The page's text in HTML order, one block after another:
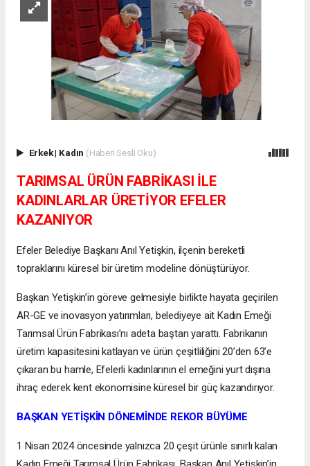
Erkek| Kadın (Haberi Sesli Oku)
TARIMSAL ÜRÜN FABRİKASI İLE
KADINLARLAR ÜRETİYOR EFELER
KAZANIYOR
Efeler Belediye Başkanı Anıl Yetişkin, ilçenin bereketli
topraklarını küresel bir üretim modeline dönüştürüyor.
Başkan Yetişkin’in göreve gelmesiyle birlikte hayata geçirilen
AR-GE ve inovasyon yatırımları, belediyeye ait Kadın Emeği
Tarımsal Ürün Fabrikası’nı adeta baştan yarattı. Fabrikanın
üretim kapasitesini katlayan ve ürün çeşitliliğini 20’den 63’e
çıkaran bu hamle, Efelerli kadınlarının el emeğini yurt dışına
ihraç ederek kent ekonomisine küresel bir güç kazandırıyor.
BAŞKAN YETİŞKİN DÖNEMİNDE REKOR BÜYÜME
1 Nisan 2024 öncesinde yalnızca 20 çeşit ürünle sınırlı kalan